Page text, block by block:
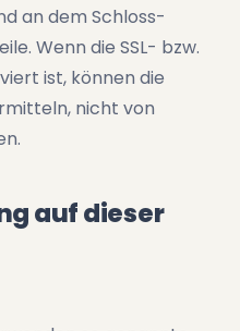
an dem Schloss-
Wenn die SSL- bzw.
ist, können die
nicht von
auf dieser